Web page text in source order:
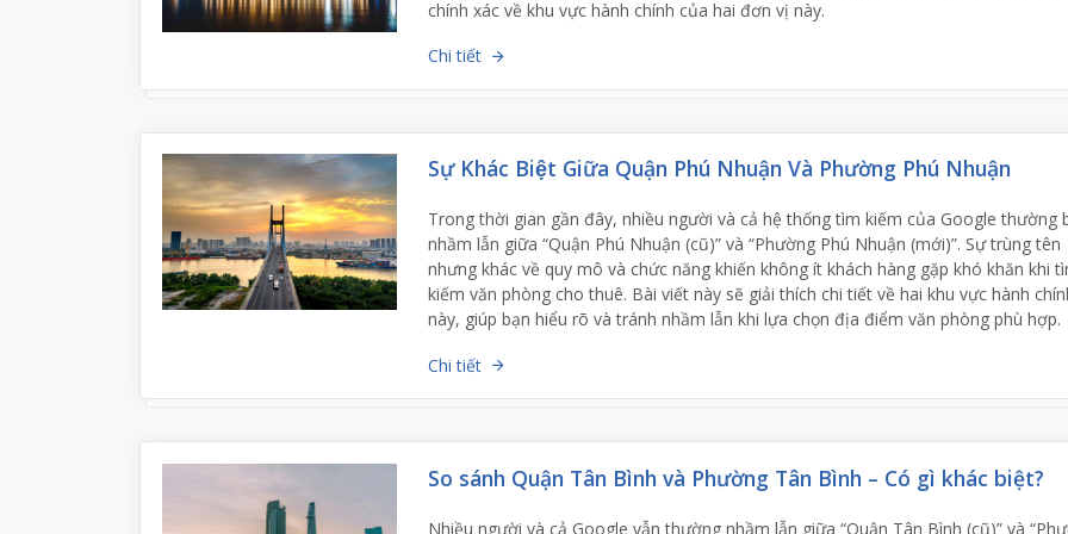
chính xác về khu vực hành chính của hai đơn vị này.
Chi tiết
Sự Khác Biệt Giữa Quận Phú Nhuận Và Phường Phú Nhuận
Trong thời gian gần đây, nhiều người và cả hệ thống tìm kiếm của Google thường
nhầm lẫn giữa “Quận Phú Nhuận (cũ)” và “Phường Phú Nhuận (mới)”. Sự trùng tên
nhưng khác về quy mô và chức năng khiến không ít khách hàng gặp khó khăn khi
kiếm văn phòng cho thuê. Bài viết này sẽ giải thích chi tiết về hai khu vực hành
này, giúp bạn hiểu rõ và tránh nhầm lẫn khi lựa chọn địa điểm văn phòng phù hợp.
Chi tiết
So sánh Quận Tân Bình và Phường Tân Bình – Có gì khác biệt?
Nhiều người và cả Google vẫn thường nhầm lẫn giữa “Quận Tân Bình (cũ)” và